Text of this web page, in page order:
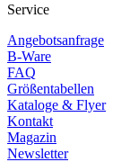
Service
Angebotsanfrage
B-Ware
FAQ
Größentabellen
Kataloge & Flyer
Kontakt
Magazin
Newsletter